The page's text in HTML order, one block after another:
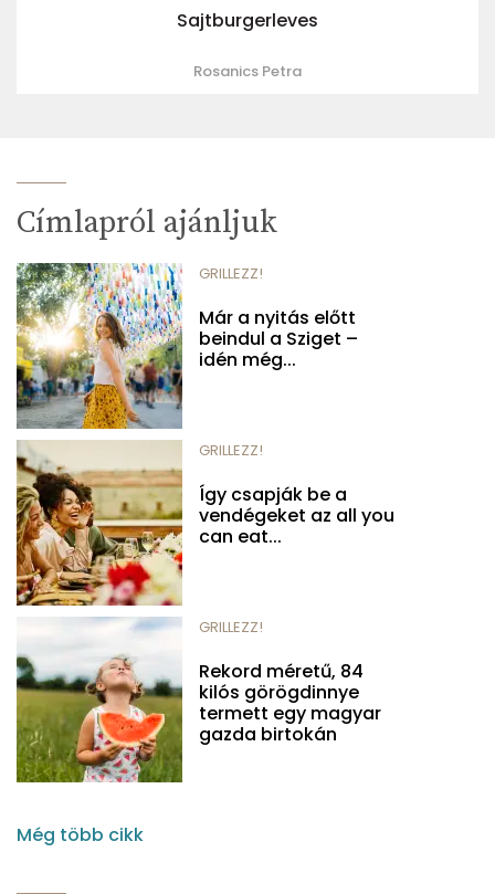
Sajtburgerleves
Rosanics Petra
Címlapról ajánljuk
GRILLEZZ!
Már a nyitás előtt
beindul a Sziget –
idén még...
GRILLEZZ!
Így csapják be a
vendégeket az all you
can eat...
GRILLEZZ!
Rekord méretű, 84
kilós görögdinnye
termett egy magyar
gazda birtokán
Még több cikk